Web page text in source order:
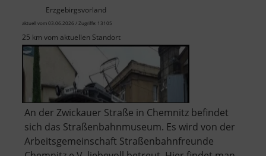
Erzgebirgsvorland
aktuell vom 03.06.2026 / Zugriffe: 13105
25 km vom aktuellen Standort
An der Zwickauer Straße in Chemnitz befindet
sich das Straßenbahnmuseum. Es wird von der
Arbeitsgemeinschaft Straßenbahnfreunde